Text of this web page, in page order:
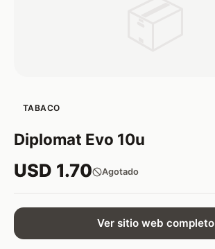
TABACO
Diplomat Evo 10u
USD 1.70 Agotado
Ver sitio web completo